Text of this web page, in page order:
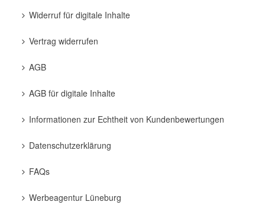
Widerruf für digitale Inhalte
Vertrag widerrufen
AGB
AGB für digitale Inhalte
Informationen zur Echtheit von Kundenbewertungen
Datenschutzerklärung
FAQs
Werbeagentur Lüneburg